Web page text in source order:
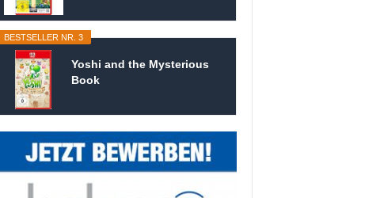
BESTSELLER NR. 3
Yoshi and the Mysterious
Book